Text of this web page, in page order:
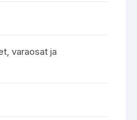
varaosat ja